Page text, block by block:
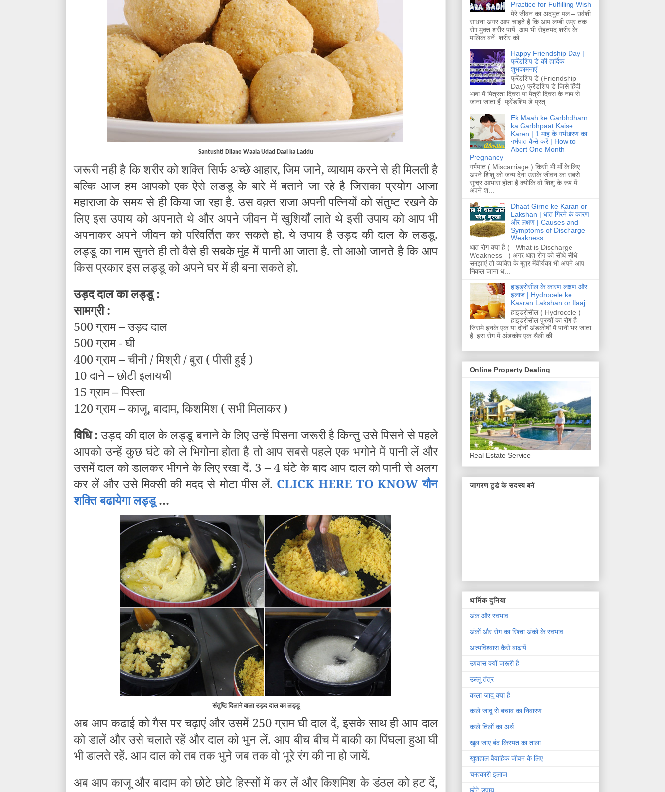
Santushti Dilane Waala Udad Daal ka Laddu
जरूरी नही है कि शरीर को शक्ति सिर्फ अच्छे आहार, जिम जाने, व्यायाम करने से ही मिलती है
बल्कि आज हम आपको एक ऐसे लडडू के बारे में बताने जा रहे है जिसका प्रयोग आजा
महाराजा के समय से ही किया जा रहा है. उस वक़्त राजा अपनी पत्नियों को संतुष्ट रखने के
लिए इस उपाय को अपनाते थे और अपने जीवन में खुशियाँ लाते थे इसी उपाय को आप भी
अपनाकर अपने जीवन को परिवर्तित कर सकते हो. ये उपाय है उड़द की दाल के लडडू.
लड्डू का नाम सुनते ही तो वैसे ही सबके मुंह में पानी आ जाता है. तो आओ जानते है कि आप
किस प्रकार इस लड्डू को अपने घर में ही बना सकते हो.
उड़द दाल का लड्डू :
सामग्री :
500 ग्राम – उड़द दाल
500 ग्राम - घी
400 ग्राम – चीनी / मिश्री / बुरा ( पीसी हुई )
10 दाने – छोटी इलायची
15 ग्राम – पिस्ता
120 ग्राम – काजू, बादाम, किशमिश ( सभी मिलाकर )
विधि :उड़द की दाल के लड्डू बनाने के लिए उन्हें पिसना जरूरी है किन्तु उसे पिसने से पहले
आपको उन्हें कुछ घंटे को ले भिगोना होता है तो आप सबसे पहले एक भगोने में पानी लें और
उसमें दाल को डालकर भीगने के लिए रखा दें. 3 – 4 घंटे के बाद आप दाल को पानी से अलग
कर लें और उसे मिक्सी की मदद से मोटा पीस लें. CLICK HERE TO KNOW यौन
शक्ति बढायेगा लड्डू...
संतुष्टि दिलाने वाला उड़द दाल का लड्डू
अब आप कढाई को गैस पर चढ़ाएं और उसमें 250 ग्राम घी दाल दें, इसके साथ ही आप दाल
को डालें और उसे चलाते रहें और दाल को भुन लें. आप बीच बीच में बाकी का पिंघला हुआ घी
भी डालते रहें. आप दाल को तब तक भुने जब तक वो भूरे रंग की ना हो जायें.
अब आप काजू और बादाम को छोटे छोटे हिस्सों में कर लें और किशमिश के डंठल को हट दें,
Practice for Fulfilling Wish
मेरे जीवन का अदभुत पल – उर्वशी
साधना अगर आप चाहते है कि आप लम्बी उम्र तक
रोग मुक्त शरीर पायें. आप भी सेहतमंद शरीर के
मालिक बनें. शरीर को...
Happy Friendship Day |
फ्रेंडशिप डे की हार्दिक
शुभकामनाएं
फ्रेंडशिप डे (Friendship
Day) फ्रेंडशिप डे जिसे हिंदी
भाषा में मित्रता दिवस या मैत्री दिवस के नाम से
जाना जाता हैं. फ्रेंडशिप डे प्रत्...
Ek Maah ke Garbhdharn
ka Garbhpaat Kaise
Karen | 1 माह के गर्भधारण का
गर्भपात कैसे करें | How to
Abort One Month
Pregnancy
गर्भपात ( Miscarriage ) किसी भी माँ के लिए
अपने शिशु को जन्म देना उसके जीवन का सबसे
सुन्दर आभास होता है क्योकि वो शिशु के रूप में
अपने श...
Dhaat Girne ke Karan or
Lakshan | धात गिरने के कारण
और लक्षण | Causes and
Symptoms of Discharge
Weakness
धात रोग क्या है ( What is Discharge
Weakness ) अगर धात रोग को सीधे सीधे
समझाएं तो व्यक्ति के मूत्र मेंवीर्यका भी अपने आप
निकल जाना ध...
हाइड्रोसील के कारण लक्षण और
इलाज | Hydrocele ke
Kaaran Lakshan or Ilaaj
हाइड्रोसील ( Hydrocele )
हाइड्रोसील पुरुषों का रोग है
जिसमे इनके एक या दोनों अंडकोषों में पानी भर जाता
है. इस रोग में अंडकोष एक थैली की...
Online Property Dealing
Real Estate Service
जागरण टुडे के सदस्य बनें
धार्मिक दुनिया
अंक और स्वभाव
अंकों और रोग का रिश्ता अंको के स्वभाव
आत्मविश्वास कैसे बाढायें
उपवास क्यों जरूरी है
उल्लू तंत्र
काला जादू क्या है
काले जादू से बचाव का निवारण
काले तिलों का अर्थ
खुल जाए बंद किस्मत का ताला
खुशहाल वैवाहिक जीवन के लिए
चमत्कारी इलाज
छोटे उपाय